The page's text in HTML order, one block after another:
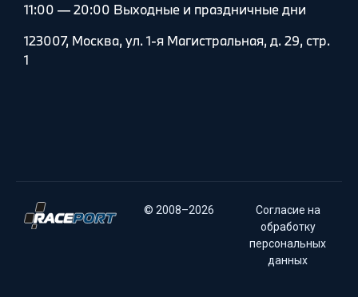
11:00 — 20:00 Выходные и праздничные дни
123007, Москва, ул. 1-я Магистральная, д. 29, стр.
1
© 2008–2026
Согласие на
обработку
персональных
данных